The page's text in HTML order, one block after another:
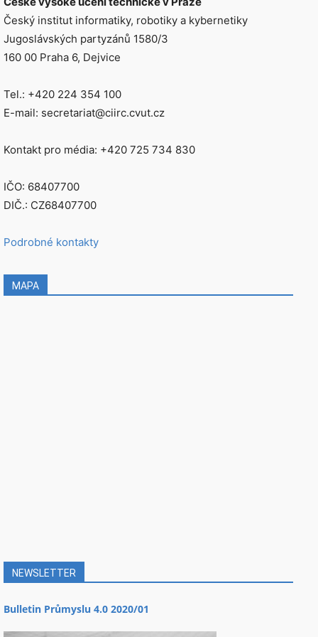
Český institut informatiky, robotiky a kybernetiky
Jugoslávských partyzánů 1580/3
160 00 Praha 6, Dejvice
Tel.: +420 224 354 100
E-mail: secretariat@ciirc.cvut.cz
Kontakt pro média: +420 725 734 830
IČO: 68407700
DIČ.: CZ68407700
Podrobné kontakty
MAPA
NEWSLETTER
Bulletin Průmyslu 4.0 2020/01